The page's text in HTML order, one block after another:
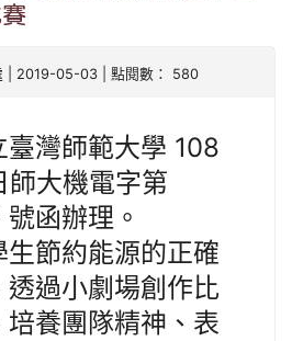
| 2019-05-03 | 點閱數： 580
臺灣師範大學 108
大機電字第
函辦理。
節約能源的正確
過小劇場創作比
養團隊精神、表